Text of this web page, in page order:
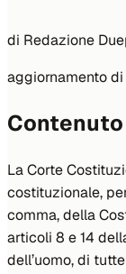
di Redazione
aggiornamento di
Contenuto
La Corte
costituzionale,
comma, della
articoli 8 e 14
dell’uomo, di